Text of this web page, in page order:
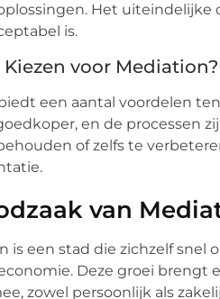
Het uiteindelijke
is.
voor Mediation?
een aantal voordelen
en de processen
of zelfs te
van
is een stad die zichzelf
Deze groei
zowel persoonlijk als